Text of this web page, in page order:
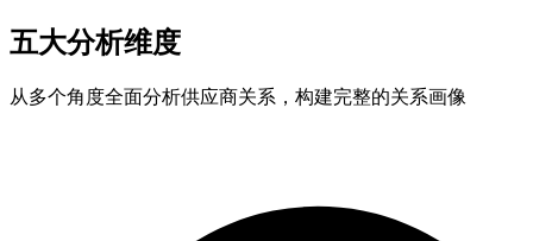
五大分析维度
从多个角度全面分析供应商关系，构建完整的关系画像